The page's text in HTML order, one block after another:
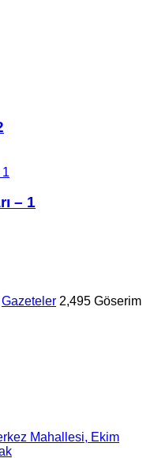
– 1
Gazeteler 2,495 Göserim
Mahallesi, Ekim